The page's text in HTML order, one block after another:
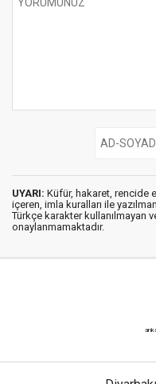
UYARI: Küfür, hakaret, rencide
içeren, imla kuralları ile
Türkçe karakter kullanılmayan
onaylanmamaktadır.